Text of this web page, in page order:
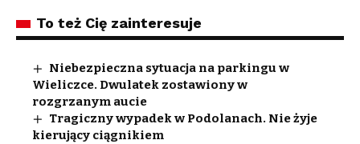
To też Cię zainteresuje
Niebezpieczna sytuacja na parkingu w
Wieliczce. Dwulatek zostawiony w
rozgrzanym aucie
Tragiczny wypadek w Podolanach. Nie żyje
kierujący ciągnikiem